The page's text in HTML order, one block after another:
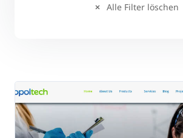
Alle Filter löschen